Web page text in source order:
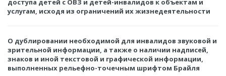
доступа детей с ОВЗ и детей-инвалидов к объектам и
услугам, исходя из ограничений их жизнедеятельности
О дублировании необходимой для инвалидов звуковой и
зрительной информации, а также о наличии надписей,
знаков и иной текстовой и графической информации,
выполненных рельефно-точечным шрифтом Брайля